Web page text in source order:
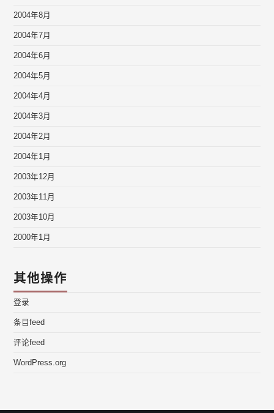
2004年8月
2004年7月
2004年6月
2004年5月
2004年4月
2004年3月
2004年2月
2004年1月
2003年12月
2003年11月
2003年10月
2000年1月
其他操作
登录
条目feed
评论feed
WordPress.org